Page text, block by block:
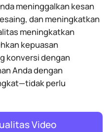
meninggalkan kesan
dan meningkatkan
meningkatkan
kepuasan
konversi dengan
Anda dengan
perlu
Video